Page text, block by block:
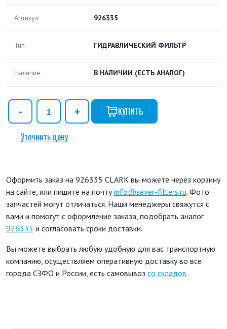
Артикул 926335
Тип ГИДРАВЛИЧЕСКИЙ ФИЛЬТР
Наличие В НАЛИЧИИ (ЕСТЬ АНАЛОГ)
КУПИТЬ
Уточнить цену
Оформить заказ на 926335 CLARK вы можете через корзину
на сайте, или пишите на почтуinfo@sever-filters.ru. Фото
запчастей могут отличаться. Наши менеджеры свяжутся с
вами и помогут с оформление заказа, подобрать аналог
926335 и согласовать сроки доставки.
Вы можете выбрать любую удобную для вас транспортную
компанию, осуществляем оперативную доставку во все
города СЗФО и России, есть самовывоз со складов.